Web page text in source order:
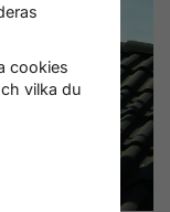
cookies
vilka du